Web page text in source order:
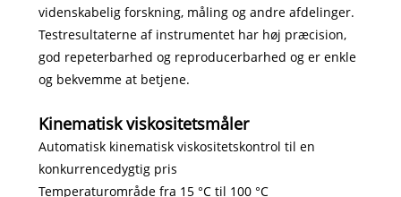
videnskabelig forskning, måling og andre afdelinger.
Testresultaterne af instrumentet har høj præcision,
god repeterbarhed og reproducerbarhed og er enkle
og bekvemme at betjene.
Kinematisk viskositetsmåler
Automatisk kinematisk viskositetskontrol til en
konkurrencedygtig pris
Temperaturområde fra 15 °C til 100 °C